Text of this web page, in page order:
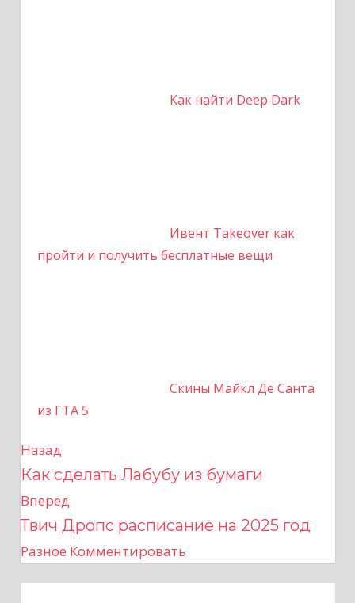
Как найти Deep Dark
Ивент Takeover как
пройти и получить бесплатные вещи
Скины Майкл Де Санта
из ГТА 5
Н
а
в
и
Назад
Как сделать Лабубу из бумаги
Вперед
Твич Дропс расписание на 2025 год
Разное Комментировать